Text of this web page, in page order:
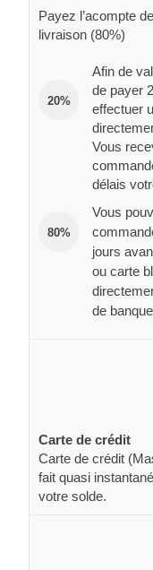
Payez l’acompte
livraison (80%)
20%
Afin de
de payer
effectuer
Vous
délais
80%
Vous
jours
ou carte
de
Carte de crédit
Carte de crédit
fait quasi
votre solde.